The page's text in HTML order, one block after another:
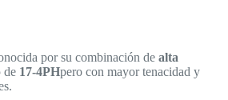
por su combinación dealta
de 17-4PHpero con mayor tenacidad y